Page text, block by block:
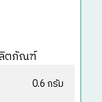
ลิตภัณฑ์
0.6 กรัม